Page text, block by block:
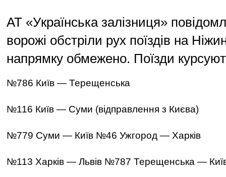
АТ «Українська залізниця»
ворожі обстріли рух поїздів на
напрямку обмежено. Поїзди
№786 Київ — Терещенська
№116 Київ — Суми (відправлення з Києва)
№779 Суми — Київ №46 Ужгород — Харків
№113 Харків — Львів №787 Терещенська —